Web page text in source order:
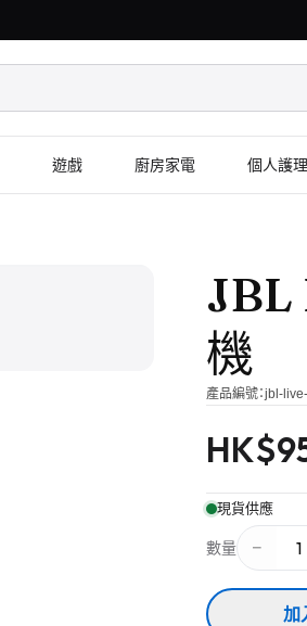
遊戲 廚房家電 個人護理
JBL
機
產品編號：jbl-
HK$
現貨供應
數量 − 1
加